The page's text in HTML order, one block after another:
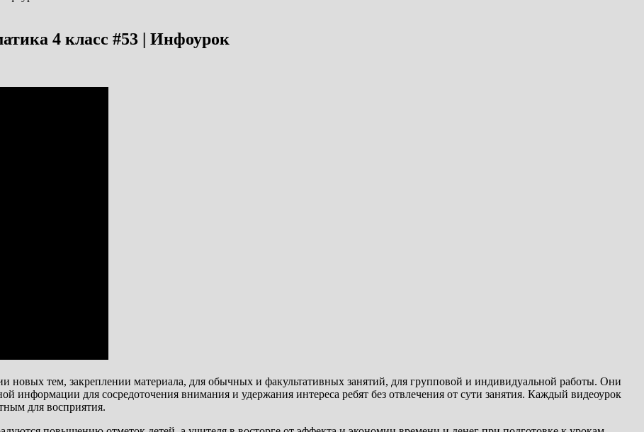
4 класс #53 | Инфоурок
тем, закреплении материала, для обычных и факультативных занятий, для групповой и индивидуальной работы. Они
информации для сосредоточения внимания и удержания интереса ребят без отвлечения от сути занятия. Каждый видеоурок
для восприятия.